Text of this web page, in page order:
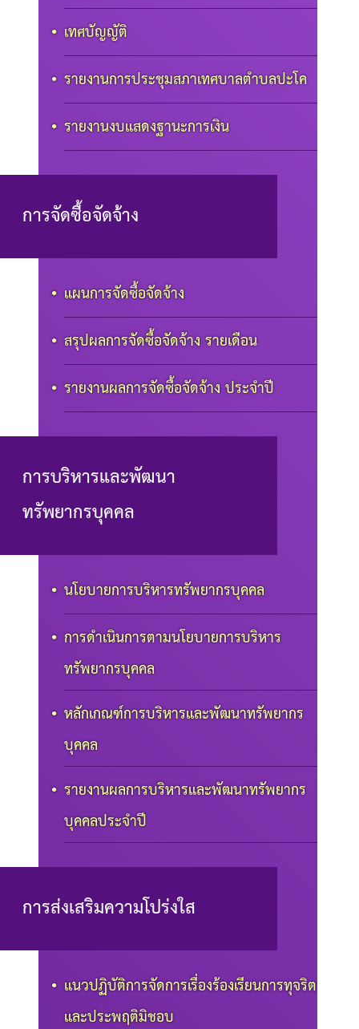
เทศบัญญัติ
รายงานการประชุมสภาเทศบาลตำบลปะโค
รายงานงบแสดงฐานะการเงิน
การจัดซื้อจัดจ้าง
แผนการจัดซื้อจัดจ้าง
สรุปผลการจัดซื้อจัดจ้าง รายเดือน
รายงานผลการจัดซื้อจัดจ้าง ประจำปี
การบริหารและพัฒนา
ทรัพยากรบุคคล
นโยบายการบริหารทรัพยากรบุคคล
การดำเนินการตามนโยบายการบริหาร
ทรัพยากรบุคคล
หลักเกณฑ์การบริหารและพัฒนาทรัพยากร
บุคคล
รายงานผลการบริหารและพัฒนาทรัพยากร
บุคคลประจำปี
การส่งเสริมความโปร่งใส
แนวปฏิบัติการจัดการเรื่องร้องเรียนการทุจริต
และประพฤติมิชอบ